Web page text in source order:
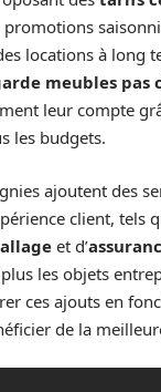
promotions
locations à long
meubles pas
leur compte
les budgets.
ajoutent des
client, tels
et d’
les objets
ces ajouts en
de la